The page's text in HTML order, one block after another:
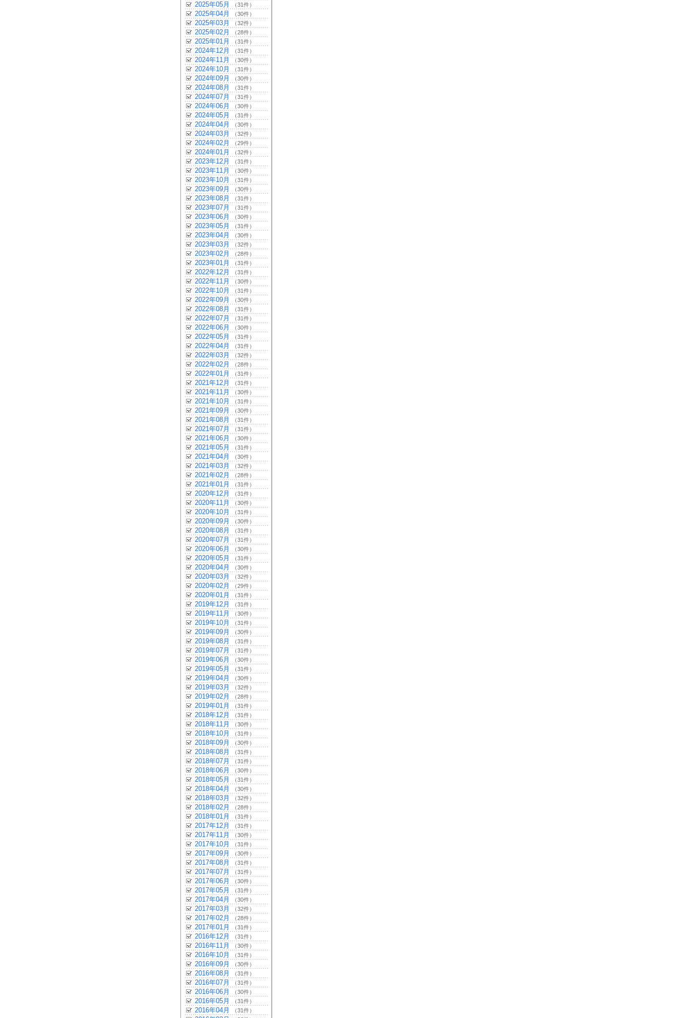
2025年05月 （31件）
2025年04月 （30件）
2025年03月 （32件）
2025年02月 （28件）
2025年01月 （31件）
2024年12月 （31件）
2024年11月 （30件）
2024年10月 （31件）
2024年09月 （30件）
2024年08月 （31件）
2024年07月 （31件）
2024年06月 （30件）
2024年05月 （31件）
2024年04月 （30件）
2024年03月 （32件）
2024年02月 （29件）
2024年01月 （32件）
2023年12月 （31件）
2023年11月 （30件）
2023年10月 （31件）
2023年09月 （30件）
2023年08月 （31件）
2023年07月 （31件）
2023年06月 （30件）
2023年05月 （31件）
2023年04月 （30件）
2023年03月 （32件）
2023年02月 （28件）
2023年01月 （31件）
2022年12月 （31件）
2022年11月 （30件）
2022年10月 （31件）
2022年09月 （30件）
2022年08月 （31件）
2022年07月 （31件）
2022年06月 （30件）
2022年05月 （31件）
2022年04月 （31件）
2022年03月 （32件）
2022年02月 （28件）
2022年01月 （31件）
2021年12月 （31件）
2021年11月 （30件）
2021年10月 （31件）
2021年09月 （30件）
2021年08月 （31件）
2021年07月 （31件）
2021年06月 （30件）
2021年05月 （31件）
2021年04月 （30件）
2021年03月 （32件）
2021年02月 （28件）
2021年01月 （31件）
2020年12月 （31件）
2020年11月 （30件）
2020年10月 （31件）
2020年09月 （30件）
2020年08月 （31件）
2020年07月 （31件）
2020年06月 （30件）
2020年05月 （31件）
2020年04月 （30件）
2020年03月 （32件）
2020年02月 （29件）
2020年01月 （31件）
2019年12月 （31件）
2019年11月 （30件）
2019年10月 （31件）
2019年09月 （30件）
2019年08月 （31件）
2019年07月 （31件）
2019年06月 （30件）
2019年05月 （31件）
2019年04月 （30件）
2019年03月 （32件）
2019年02月 （28件）
2019年01月 （31件）
2018年12月 （31件）
2018年11月 （30件）
2018年10月 （31件）
2018年09月 （30件）
2018年08月 （31件）
2018年07月 （31件）
2018年06月 （30件）
2018年05月 （31件）
2018年04月 （30件）
2018年03月 （32件）
2018年02月 （28件）
2018年01月 （31件）
2017年12月 （31件）
2017年11月 （30件）
2017年10月 （31件）
2017年09月 （30件）
2017年08月 （31件）
2017年07月 （31件）
2017年06月 （30件）
2017年05月 （31件）
2017年04月 （30件）
2017年03月 （32件）
2017年02月 （28件）
2017年01月 （31件）
2016年12月 （31件）
2016年11月 （30件）
2016年10月 （31件）
2016年09月 （30件）
2016年08月 （31件）
2016年07月 （31件）
2016年06月 （30件）
2016年05月 （31件）
2016年04月 （31件）